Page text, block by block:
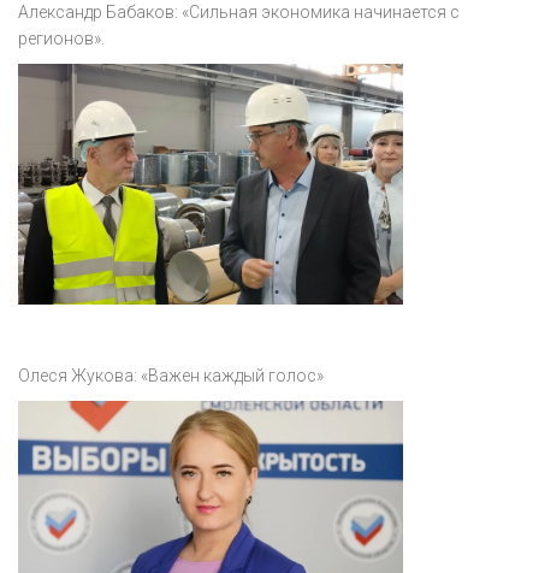
Александр Бабаков: «Сильная экономика начинается с
регионов».
Олеся Жукова: «Важен каждый голос»